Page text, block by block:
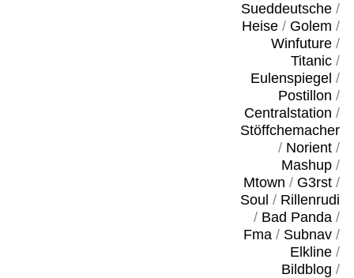
Sueddeutsche/
Heise/ Golem /
Winfuture/
Titanic/
Eulenspiegel /
Postillon /
Centralstation /
Stöffchemacher
/ Norient/
Mashup/
Mtown / G3rst/
Soul / Rillenrudi
/ Bad Panda/
Fma/ Subnav/
Elkline/
Bildblog /